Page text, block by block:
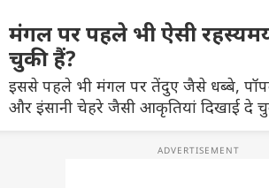
मंगल पर पहले भी ऐसी
चुकी हैं?
इससे पहले भी मंगल पर तेंदुए जैसे धब्बे,
और इंसानी चेहरे जैसी आकृतियां दिखाई दे